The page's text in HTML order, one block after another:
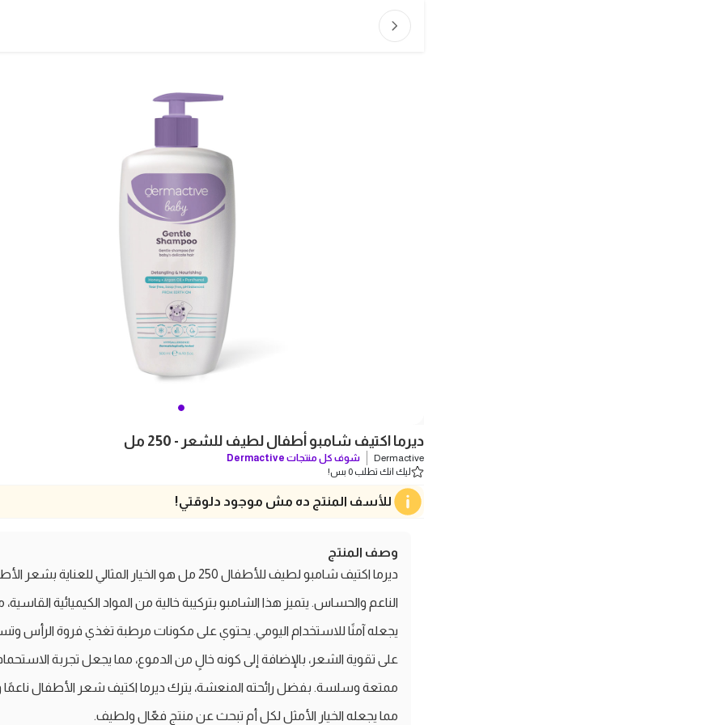
ديرما اكتيف شامبو أطفال لطيف للشعر - 250 مل
Dermactive شوف كل منتجات Dermactive
ليك انك تطلب 0 بس!
للأسف المنتج ده مش موجود دلوقتي!
وصف المنتج
ديرما اكتيف شامبو لطيف للأطفال 250 مل هو الخيار المثالي للعناية
الناعم والحساس. يتميز هذا الشامبو بتركيبة خالية من المواد الكيميائية القاسية،
يجعله آمنًا للاستخدام اليومي. يحتوي على مكونات مرطبة تغذي فروة الرأس
على تقوية الشعر، بالإضافة إلى كونه خالٍ من الدموع، مما يجعل تجربة
ممتعة وسلسة. بفضل رائحته المنعشة، يترك ديرما اكتيف شعر الأطفال ناعمًا
مما يجعله الخيار الأمثل لكل أم تبحث عن منتج فعّال ولطيف.